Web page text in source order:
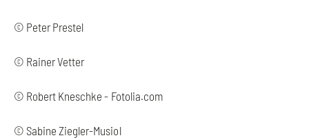
© Peter Prestel
© Rainer Vetter
© Robert Kneschke - Fotolia.com
© Sabine Ziegler-Musiol